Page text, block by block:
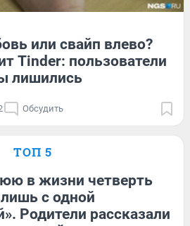
или свайп влево?
Tinder: пользователи
лишились
Обсудить
ТОП 5
в жизни четверть
с одной
Родители рассказали